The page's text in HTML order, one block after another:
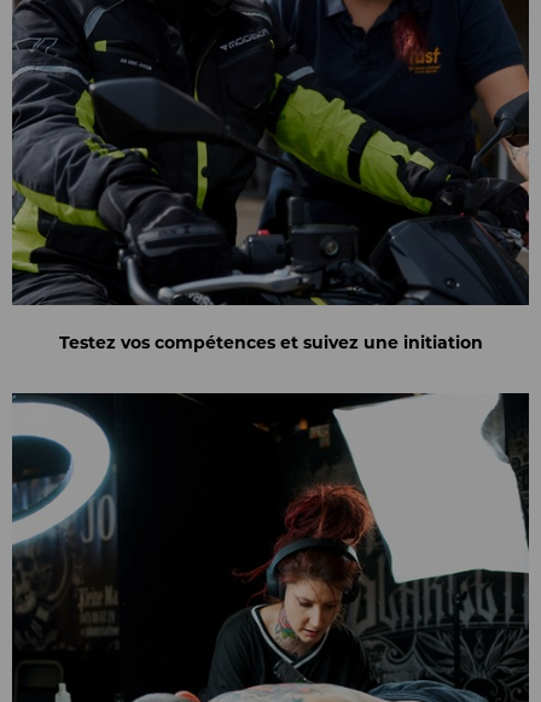
Testez vos compétences et suivez une initiation